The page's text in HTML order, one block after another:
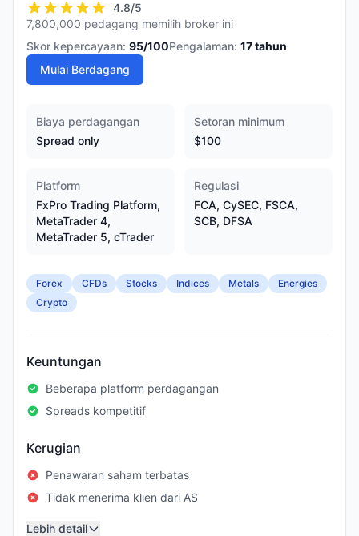
4.8/5
7,800,000 pedagang memilih broker ini
Skor kepercayaan: 95/100Pengalaman: 17tahun
Mulai Berdagang
Biaya perdagangan
Spread only
Setoran minimum
$100
Platform
FxPro Trading Platform,
MetaTrader 4,
MetaTrader 5, cTrader
Regulasi
FCA, CySEC, FSCA,
SCB, DFSA
Forex CFDs Stocks Indices Metals
Energies
Crypto
Keuntungan
Beberapa platform perdagangan
Spreads kompetitif
Kerugian
Penawaran saham terbatas
Tidak menerima klien dari AS
Lebih detail